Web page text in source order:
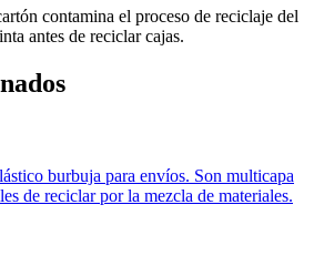
contamina el proceso de reciclaje del
antes de reciclar cajas.
burbuja para envíos. Son multicapa
de reciclar por la mezcla de materiales.